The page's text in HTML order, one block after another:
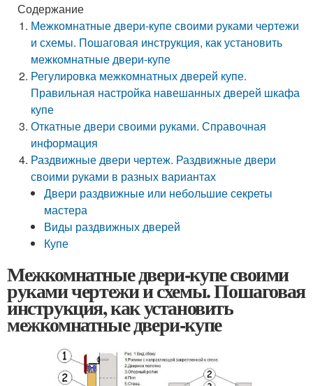
Содержание
Межкомнатные двери-купе своими руками чертежи
и схемы. Пошаговая инструкция, как установить
межкомнатные двери-купе
Регулировка межкомнатных дверей купе.
Правильная настройка навешанных дверей шкафа
купе
Откатные двери своими руками. Справочная
информация
Раздвижные двери чертеж. Раздвижные двери
своими руками в разных вариантах
Двери раздвижные или небольшие секреты
мастера
Виды раздвижных дверей
Купе
Межкомнатные двери-купе своими
руками чертежи и схемы. Пошаговая
инструкция, как установить
межкомнатные двери-купе